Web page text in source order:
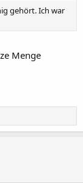
gehört. Ich war
Menge